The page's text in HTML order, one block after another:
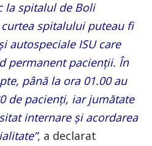
la spitalul de Boli
spitalului puteau fi
autospeciale ISU care
permanent pacienţii. În
până la ora 01.00 au
de pacienţi, iar jumătate
internare şi acordarea
, a declarat